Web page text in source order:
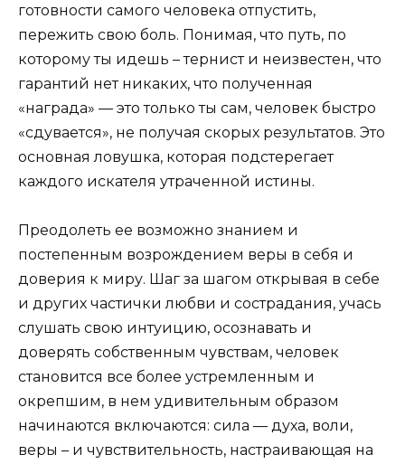
готовности самого человека отпустить,
пережить свою боль. Понимая, что путь, по
которому ты идешь – тернист и неизвестен, что
гарантий нет никаких, что полученная
«награда» — это только ты сам, человек быстро
«сдувается», не получая скорых результатов. Это
основная ловушка, которая подстерегает
каждого искателя утраченной истины.
Преодолеть ее возможно знанием и
постепенным возрождением веры в себя и
доверия к миру. Шаг за шагом открывая в себе
и других частички любви и сострадания, учась
слушать свою интуицию, осознавать и
доверять собственным чувствам, человек
становится все более устремленным и
окрепшим, в нем удивительным образом
начинаются включаются: сила — духа, воли,
веры – и чувствительность, настраивающая на